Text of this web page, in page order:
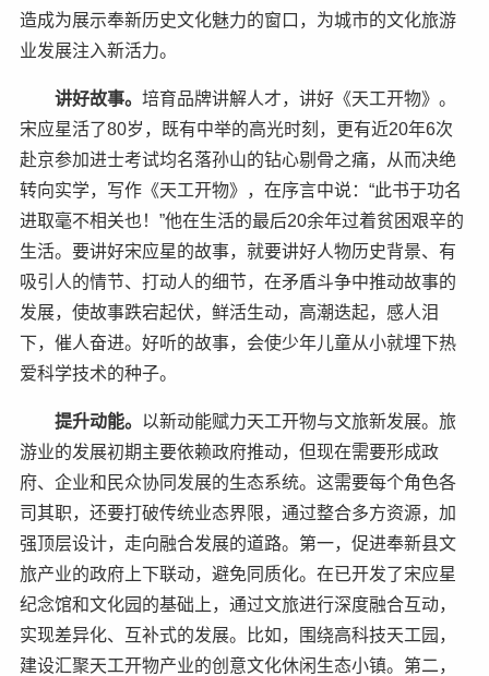
造成为展示奉新历史文化魅力的窗口，为城市的文化旅游
业发展注入新活力。
讲好故事。 培育品牌讲解人才，讲好《天工开物》。
宋应星活了80岁，既有中举的高光时刻，更有近20年6次
赴京参加进士考试均名落孙山的钻心剔骨之痛，从而决绝
转向实学，写作《天工开物》，在序言中说：“此书于功名
进取毫不相关也！”他在生活的最后20余年过着贫困艰辛的
生活。要讲好宋应星的故事，就要讲好人物历史背景、有
吸引人的情节、打动人的细节，在矛盾斗争中推动故事的
发展，使故事跌宕起伏，鲜活生动，高潮迭起，感人泪
下，催人奋进。好听的故事，会使少年儿童从小就埋下热
爱科学技术的种子。
提升动能。 以新动能赋力天工开物与文旅新发展。旅
游业的发展初期主要依赖政府推动，但现在需要形成政
府、企业和民众协同发展的生态系统。这需要每个角色各
司其职，还要打破传统业态界限，通过整合多方资源，加
强顶层设计，走向融合发展的道路。第一，促进奉新县文
旅产业的政府上下联动，避免同质化。在已开发了宋应星
纪念馆和文化园的基础上，通过文旅进行深度融合互动，
实现差异化、互补式的发展。比如，围绕高科技天工园，
建设汇聚天工开物产业的创意文化休闲生态小镇。第二，